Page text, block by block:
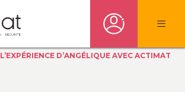
L’EXPÉRIENCE D’ANGÉLIQUE AVEC ACTIMAT